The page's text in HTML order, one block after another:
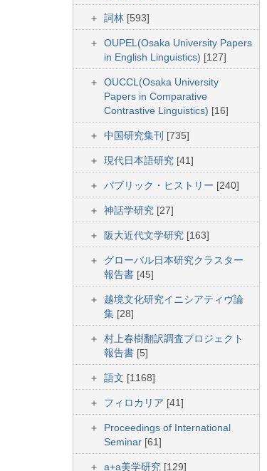
詞林 [593]
OUPEL(Osaka University Papers
in English Linguistics) [127]
OUCCL(Osaka University
Papers in Comparative
Contrastive Linguistics) [16]
中国研究集刊 [735]
現代日本語研究 [41]
パブリック・ヒストリー [240]
神話学研究 [27]
阪大近代文学研究 [163]
グローバル日本研究クラスター
報告書 [45]
越境文化研究イニシアティヴ論
集 [28]
村上春樹翻訳調査プロジェクト
報告書 [5]
語文 [1168]
フィロカリア [41]
Proceedings of International
Seminar [61]
a+a美学研究 [129]